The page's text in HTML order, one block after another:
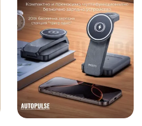
Сравни продукт
Quick View